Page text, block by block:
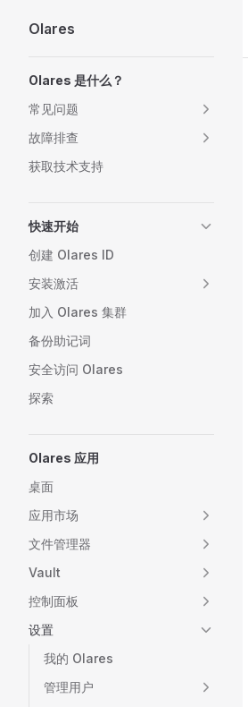
Skip to content
Olares
Olares 是什么？
常见问题
故障排查
获取技术支持
快速开始
创建 Olares ID
安装激活
加入 Olares 集群
备份助记词
安全访问 Olares
探索
Olares 应用
桌面
应用市场
文件管理器
Vault
控制面板
设置
我的 Olares
管理用户